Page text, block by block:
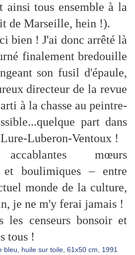
ainsi tous ensemble à la
de Marseille, hein !).
bien ! J'ai donc arrêté là
finalement bredouille
son fusil d'épaule,
directeur de la revue
à la chasse au peintre-
part dans
Luberon-Ventoux !
mœurs
et boulimiques – entre
monde de la culture,
je ne m'y ferai jamais !
les censeurs bonsoir et
tous !